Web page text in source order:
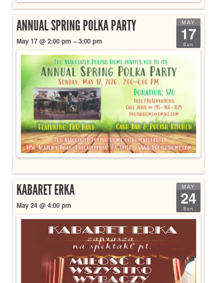
MAY
17
Sun
ANNUAL SPRING POLKA PARTY
May 17 @ 2:00 pm – 3:00 pm
MAY
24
Sun
KABARET ERKA
May 24 @ 4:00 pm